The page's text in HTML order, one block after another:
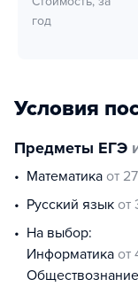
год
Условия
Предметы ЕГЭ
математика от 27
русский язык от
На выбор:
информатика от
обществознание